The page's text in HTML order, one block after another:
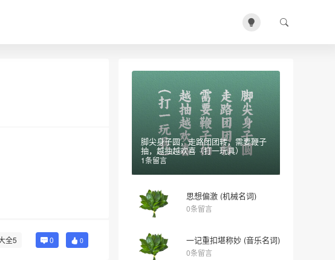
全5 0 0
脚尖身子圆，走路团团转，需要鞭子
抽，越抽越欢喜（打一玩具）
1条留言
思想偏激 (机械名词)
0条留言
一记重扣堪称妙 (音乐名词)
0条留言